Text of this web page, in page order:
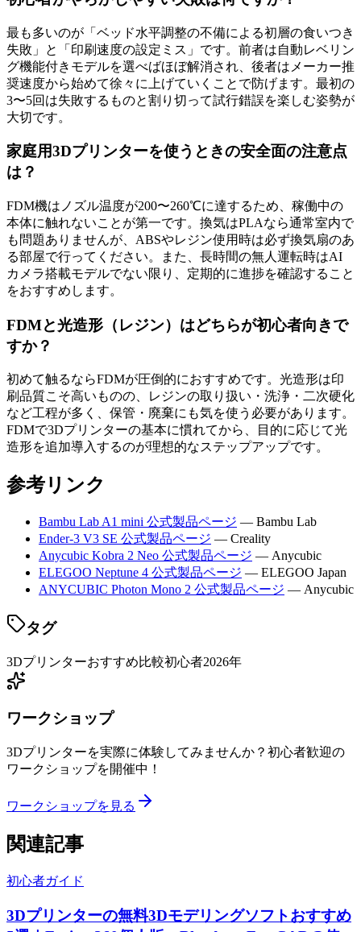
最も多いのが「ベッド水平調整の不備による初層の食いつき
失敗」と「印刷速度の設定ミス」です。前者は自動レベリン
グ機能付きモデルを選べばほぼ解消され、後者はメーカー推
奨速度から始めて徐々に上げていくことで防げます。最初の
3〜5回は失敗するものと割り切って試行錯誤を楽しむ姿勢が
大切です。
家庭用3Dプリンターを使うときの安全面の注意点
は？
FDM機はノズル温度が200〜260℃に達するため、稼働中の
本体に触れないことが第一です。換気はPLAなら通常室内で
も問題ありませんが、ABSやレジン使用時は必ず換気扇のあ
る部屋で行ってください。また、長時間の無人運転時はAI
カメラ搭載モデルでない限り、定期的に進捗を確認すること
をおすすめします。
FDMと光造形（レジン）はどちらが初心者向きで
すか？
初めて触るならFDMが圧倒的におすすめです。光造形は印
刷品質こそ高いものの、レジンの取り扱い・洗浄・二次硬化
など工程が多く、保管・廃棄にも気を使う必要があります。
FDMで3Dプリンターの基本に慣れてから、目的に応じて光
造形を追加導入するのが理想的なステップアップです。
参考リンク
Bambu Lab A1 mini 公式製品ページ — Bambu Lab
Ender-3 V3 SE 公式製品ページ — Creality
Anycubic Kobra 2 Neo 公式製品ページ — Anycubic
ELEGOO Neptune 4 公式製品ページ — ELEGOO Japan
ANYCUBIC Photon Mono 2 公式製品ページ — Anycubic
タグ
3Dプリンターおすすめ比較初心者2026年
ワークショップ
3Dプリンターを実際に体験してみませんか？初心者歓迎の
ワークショップを開催中！
ワークショップを見る
関連記事
初心者ガイド
3Dプリンターの無料3Dモデリングソフトおすすめ